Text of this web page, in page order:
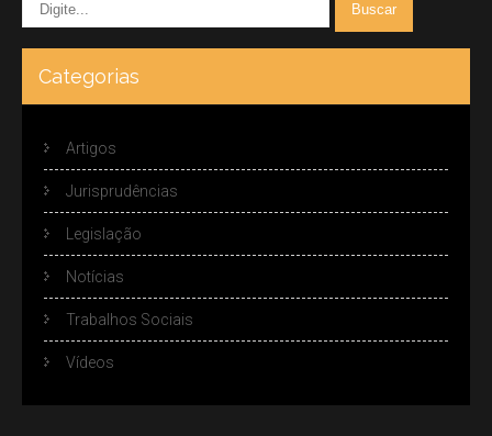
Categorias
Artigos
Jurisprudências
Legislação
Notícias
Trabalhos Sociais
Vídeos